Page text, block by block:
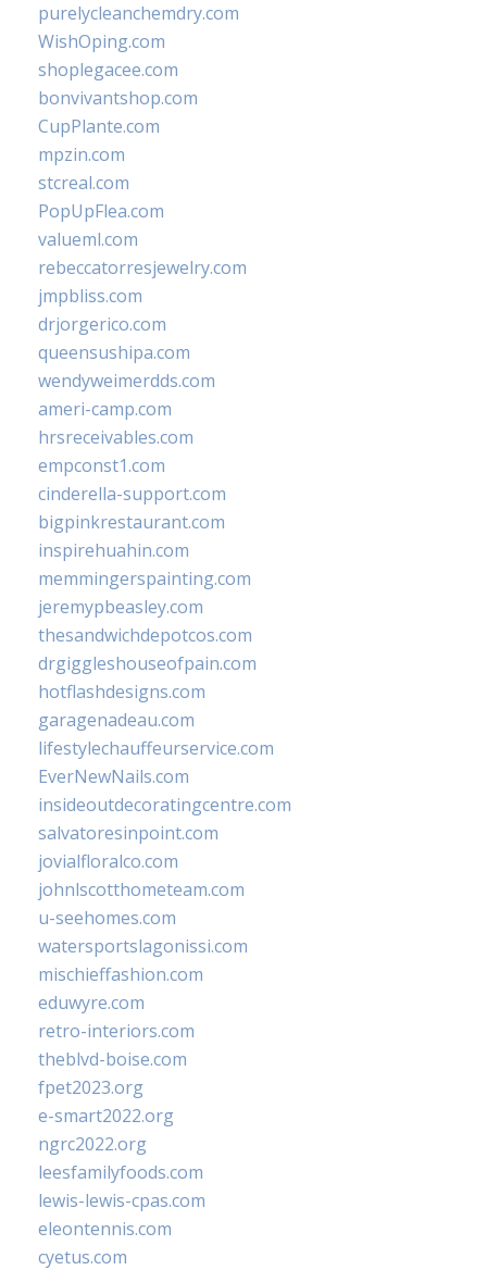
purelycleanchemdry.com
WishOping.com
shoplegacee.com
bonvivantshop.com
CupPlante.com
mpzin.com
stcreal.com
PopUpFlea.com
valueml.com
rebeccatorresjewelry.com
jmpbliss.com
drjorgerico.com
queensushipa.com
wendyweimerdds.com
ameri-camp.com
hrsreceivables.com
empconst1.com
cinderella-support.com
bigpinkrestaurant.com
inspirehuahin.com
memmingerspainting.com
jeremypbeasley.com
thesandwichdepotcos.com
drgiggleshouseofpain.com
hotflashdesigns.com
garagenadeau.com
lifestylechauffeurservice.com
EverNewNails.com
insideoutdecoratingcentre.com
salvatoresinpoint.com
jovialfloralco.com
johnlscotthometeam.com
u-seehomes.com
watersportslagonissi.com
mischieffashion.com
eduwyre.com
retro-interiors.com
theblvd-boise.com
fpet2023.org
e-smart2022.org
ngrc2022.org
leesfamilyfoods.com
lewis-lewis-cpas.com
eleontennis.com
cyetus.com